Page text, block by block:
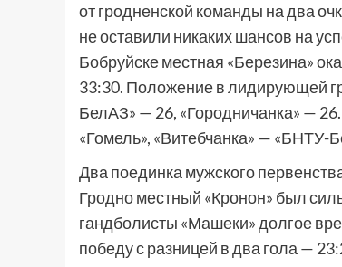
от гродненской команды на два
не оставили никаких шансов на
Бобруйске местная «Березина»
33:30. Положение в лидирующей
БелАЗ» — 26, «Городничанка» —
«Гомель», «Витебчанка» — «БНТУ-
Два поединка мужского
Гродно местный «Кронон» был
гандболисты «Машеки» долгое
победу с разницей в два гола —